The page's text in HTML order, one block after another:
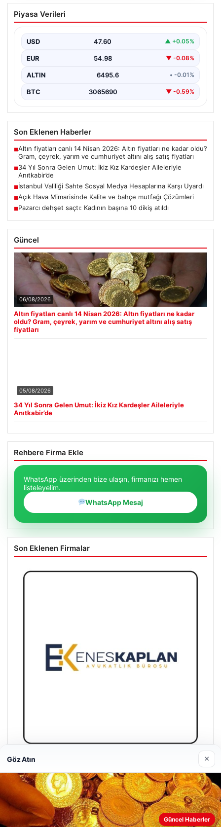
34 Yıl Sonra Gelen Umut: İkiz Kız
Kardeşler Aileleriyle Anıtkabir’de
(59) çifti, tam 34 yıllık bir bekleyişin…
Piyasa Verileri
USD 47.60 ▲ +0.05%
EUR 54.98 ▼ -0.08%
ALTIN 6495.6 • -0.01%
BTC 3065690 ▼ -0.59%
Son Eklenen Haberler
■Altın fiyatları canlı 14 Nisan 2026: Altın fiyatları ne kadar oldu?
Gram, çeyrek, yarım ve cumhuriyet altını alış satış fiyatları
■34 Yıl Sonra Gelen Umut: İkiz Kız Kardeşler Aileleriyle
Anıtkabir’de
■İstanbul Valiliği Sahte Sosyal Medya Hesaplarına Karşı Uyardı
■Açık Hava Mimarisinde Kalite ve bahçe mutfağı Çözümleri
■Pazarcı dehşet saçtı: Kadının başına 10 dikiş atıldı
Güncel
06/08/2026
Altın fiyatları canlı 14 Nisan 2026: Altın fiyatları ne kadar
oldu? Gram, çeyrek, yarım ve cumhuriyet altını alış satış
fiyatları
05/08/2026
34 Yıl Sonra Gelen Umut: İkiz Kız Kardeşler Aileleriyle
Anıtkabir’de
Rehbere Firma Ekle
WhatsApp üzerinden bize ulaşın, firmanızı hemen
listeleyelim.
WhatsApp Mesaj
Son Eklenen Firmalar
Enes Kaplan Avukatlık Bürosu
28/04/2026
Göz Atın ×
Güncel Haberler